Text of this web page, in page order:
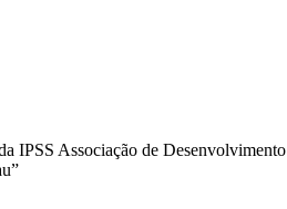
IPSS Associação de Desenvolvimento